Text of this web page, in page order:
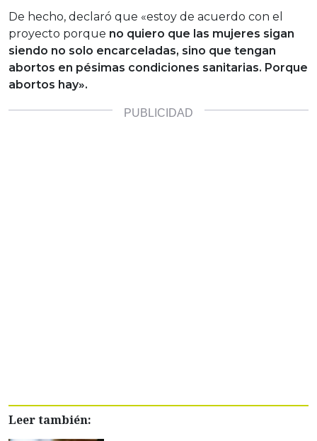
De hecho, declaró que «estoy de acuerdo con el
proyecto porque no quiero que las mujeres sigan
siendo no solo encarceladas, sino que tengan
abortos en pésimas condiciones sanitarias. Porque
abortos hay».
Leer también: